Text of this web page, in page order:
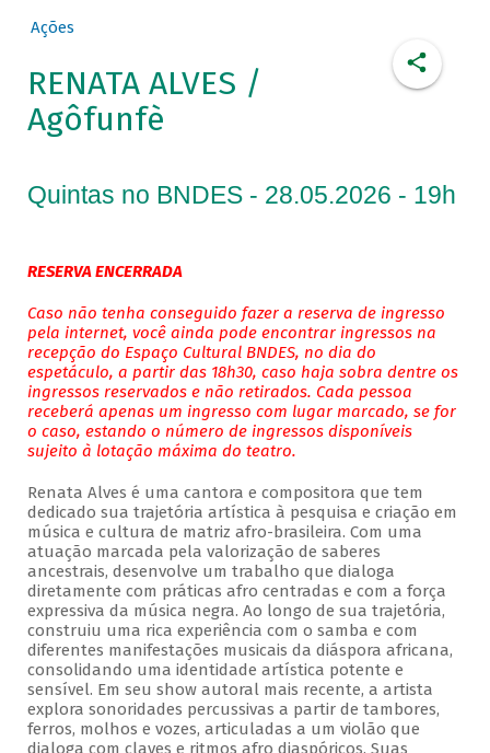
Ações
RENATA ALVES /
Agôfunfè
Quintas no BNDES - 28.05.2026 - 19h
RESERVA ENCERRADA
Caso não tenha conseguido fazer a reserva de ingresso
pela internet, você ainda pode encontrar ingressos na
recepção do Espaço Cultural BNDES, no dia do
espetáculo, a partir das 18h30, caso haja sobra dentre os
ingressos reservados e não retirados. Cada pessoa
receberá apenas um ingresso com lugar marcado, se for
o caso, estando o número de ingressos disponíveis
sujeito à lotação máxima do teatro.
Renata Alves é uma cantora e compositora que tem
dedicado sua trajetória artística à pesquisa e criação em
música e cultura de matriz afro-brasileira. Com uma
atuação marcada pela valorização de saberes
ancestrais, desenvolve um trabalho que dialoga
diretamente com práticas afro centradas e com a força
expressiva da música negra. Ao longo de sua trajetória,
construiu uma rica experiência com o samba e com
diferentes manifestações musicais da diáspora africana,
consolidando uma identidade artística potente e
sensível. Em seu show autoral mais recente, a artista
explora sonoridades percussivas a partir de tambores,
ferros, molhos e vozes, articuladas a um violão que